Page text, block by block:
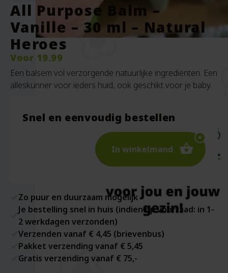
All Purpose Balm –
Vanille – 30 ml – Natural
Heroes
Voor 19.99
Een balsem vol verzorgende natuurlijke ingrediënten. Een
alleskunner voor ieders huid, ook geschikt voor je baby.
Snel en eenvoudig bestellen
In winkelmand
Zo puur en duurzaam mogelijk
Je bestelling snel in huis (indien op voorraad: in 1-
2 werkdagen verzonden)
Verzenden vanaf € 4,45 (brievenbus)
Pakket verzending vanaf € 5,45
Gratis verzending vanaf € 75,-